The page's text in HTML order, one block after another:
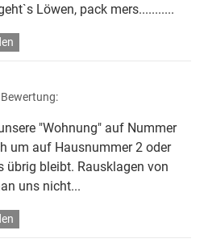
Löwen, pack mers...........
"Wohnung" auf Nummer
um auf Hausnummer 2 oder
übrig bleibt. Rausklagen von
uns nicht...